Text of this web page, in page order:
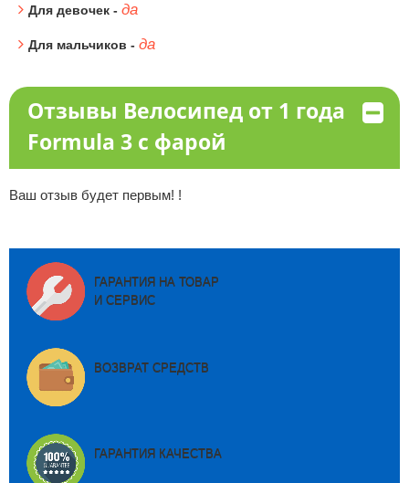
Для девочек - да
Для мальчиков - да
Отзывы Велосипед от 1 года
Formula 3 с фарой
Ваш отзыв будет первым! !
ГАРАНТИЯ НА ТОВАР
И СЕРВИС
ВОЗВРАТ СРЕДСТВ
ГАРАНТИЯ КАЧЕСТВА